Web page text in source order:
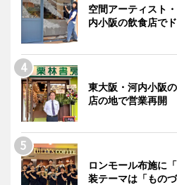
空間アーティスト
内小阪の飲食店で
東大阪・河内小阪
店の地で営業再開
ロンモール布施に
装テーマは「もの